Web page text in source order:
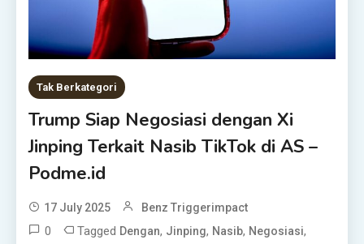
Tak Berkategori
Trump Siap Negosiasi dengan Xi
Jinping Terkait Nasib TikTok di AS –
Podme.id
17 July 2025 Benz Triggerimpact
0 Tagged Dengan, Jinping, Nasib, Negosiasi,